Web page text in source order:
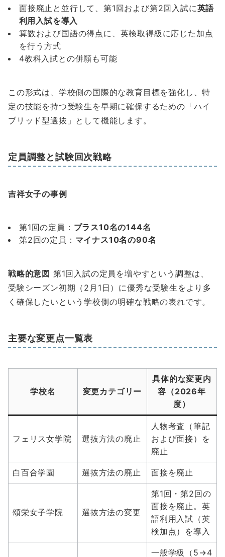
面接廃止と並行して、第1回および第2回入試に英語
利用入試を導入
算数および国語の得点に、英検取得級に応じた加点
を行う方式
4教科入試との併願も可能
この形式は、学校側の国際的な教育目標を強化し、特
定の技能を持つ受験生を早期に確保するための「ハイ
ブリッド型選抜」として機能します。
定員調整と試験回次戦略
吉祥女子の事例
第1回の定員： プラス10名の144名
第2回の定員： マイナス10名の90名
戦略的意図 第1回入試の定員を増やすという調整は、
受験シーズン初期（2月1日）に優秀な受験生をより多
く確保したいという学校側の明確な戦略の表れです。
主要な変更点一覧表
学校名 変更カテゴリー
具体的な変更内
容（2026年
度）
フェリス女学院 選抜方法の廃止
人物考査（筆記
および面接）を
廃止
白百合学園 選抜方法の廃止 面接を廃止
頌栄女子学院 選抜方法の変更
第1回・第2回の
面接を廃止。英
語利用入試（英
検加点）を導入
一般学級（5→4